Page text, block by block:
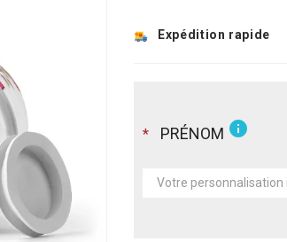
Expédition rapide
* PRÉNOM info